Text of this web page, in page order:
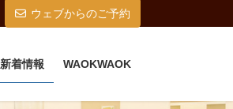
ウェブからのご予約
新着情報 WAOKWAOK